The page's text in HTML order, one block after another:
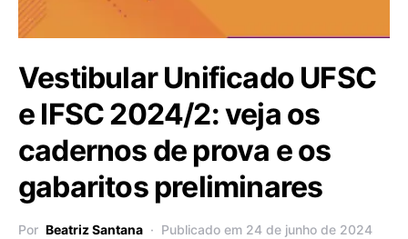
Vestibular Unificado UFSC
e IFSC 2024/2: veja os
cadernos de prova e os
gabaritos preliminares
Por Beatriz Santana Publicado em 24 de junho de 2024